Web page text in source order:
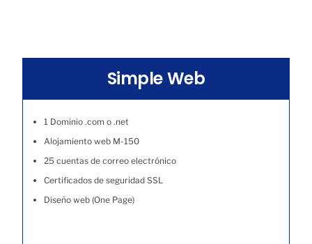
Simple Web
1 Dominio .com o .net
Alojamiento web M-150
25 cuentas de correo electrónico
Certificados de seguridad SSL
Diseño web (One Page)